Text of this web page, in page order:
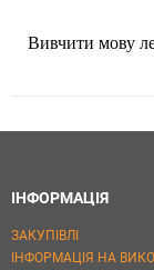
Вивчити мову
ІНФОРМАЦІЯ
ЗАКУПІВЛІ
ІНФОРМАЦІЯ НА